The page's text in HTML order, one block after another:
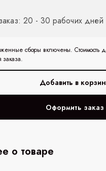
20 - 30 рабочих дней
сборы включены. Стоимость
заказа.
Оформить заказ
о товаре